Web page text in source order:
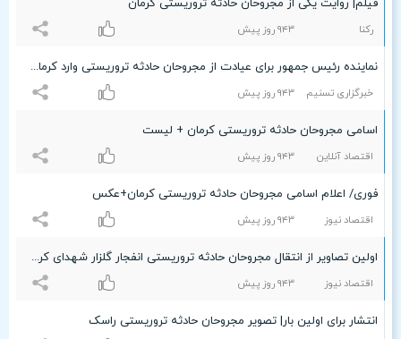
فیلم| روایت یکی از مجروحان حادثه تروریستی کرمان
رکنا ٩۴٣ روز پیش
نماینده رئیس جمهور برای عیادت از مجروحان حادثه تروریستی وارد کرمان شد
خبرگزاری تسنیم ٩۴٣ روز پیش
اسامی مجروحان حادثه تروریستی کرمان + لیست
اقتصاد آنلاین ٩۴٣ روز پیش
فوری/ اعلام اسامی مجروحان حادثه تروریستی کرمان+عکس
اقتصاد نیوز ٩۴٣ روز پیش
اولین تصاویر از انتقال مجروحان حادثه تروریستی انفجار گلزار شهدای کرمان/ازدحام جمعیت در بیمارستان + فیلم
اقتصاد نیوز ٩۴٣ روز پیش
انتشار برای اولین بار| تصویر مجروحان حادثه تروریستی راسک